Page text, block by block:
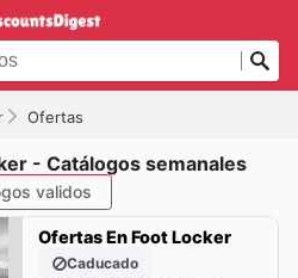
Ofertas
- Catálogos semanales
validos
Ofertas En Foot Locker
Caducado